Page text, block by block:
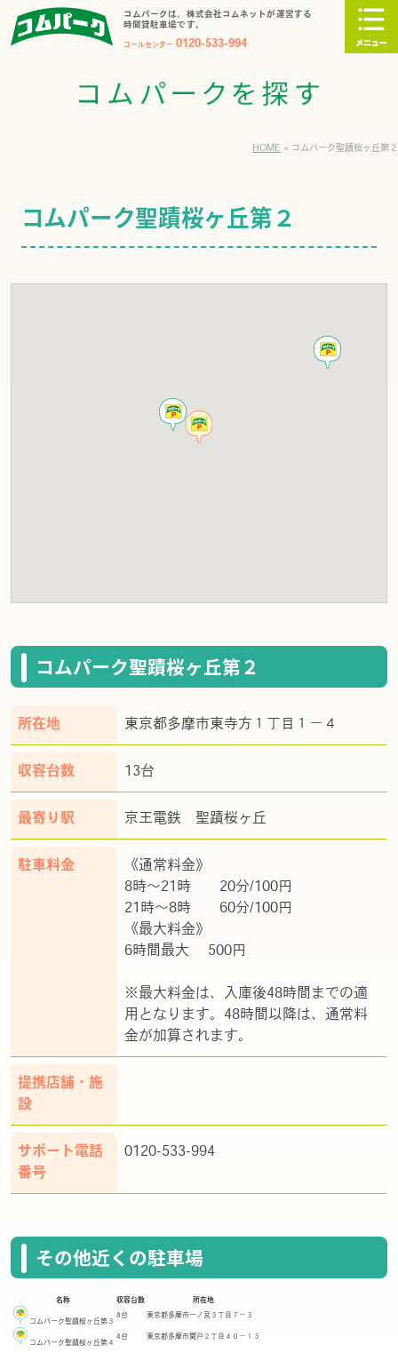
コムパークは、株式会社コムネットが運営する
時間貸駐車場です。
コールセンター 0120-533-994
HOME » コムパーク聖蹟桜ヶ丘第２
コムパーク聖蹟桜ヶ丘第２
コムパーク聖蹟桜ヶ丘第２
所在地 東京都多摩市東寺方１丁目１－４
収容台数 13台
最寄り駅 京王電鉄 聖蹟桜ヶ丘
駐車料金
《通常料金》
8時～21時 20分/100円
21時～8時 60分/100円
《最大料金》
6時間最大 500円
※最大料金は、入庫後48時間までの適
用となります。48時間以降は、通常料
金が加算されます。
提携店舗・施
設
サポート電話
番号
0120-533-994
その他近くの駐車場
名称 収容台数 所在地
コムパーク聖蹟桜ヶ丘第３
8台 東京都多摩市一ノ宮３丁目７－３
コムパーク聖蹟桜ヶ丘第４
4台 東京都多摩市関戸２丁目４０－１３